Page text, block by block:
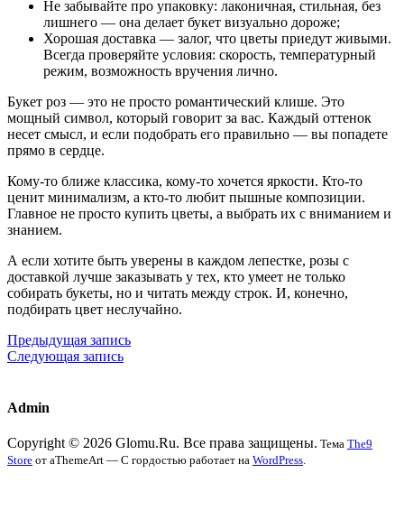
Не забывайте про упаковку: лаконичная, стильная, без
лишнего — она делает букет визуально дороже;
Хорошая доставка — залог, что цветы приедут живыми.
Всегда проверяйте условия: скорость, температурный
режим, возможность вручения лично.
Букет роз — это не просто романтический клише. Это
мощный символ, который говорит за вас. Каждый оттенок
несет смысл, и если подобрать его правильно — вы попадете
прямо в сердце.
Кому-то ближе классика, кому-то хочется яркости. Кто-то
ценит минимализм, а кто-то любит пышные композиции.
Главное не просто купить цветы, а выбрать их с вниманием и
знанием.
А если хотите быть уверены в каждом лепестке, розы с
доставкой лучше заказывать у тех, кто умеет не только
собирать букеты, но и читать между строк. И, конечно,
подбирать цвет неслучайно.
Предыдущая запись
Следующая запись
Admin
Copyright © 2026 Glomu.Ru. Все права защищены. Тема The9
Store от aThemeArt — С гордостью работает на WordPress.